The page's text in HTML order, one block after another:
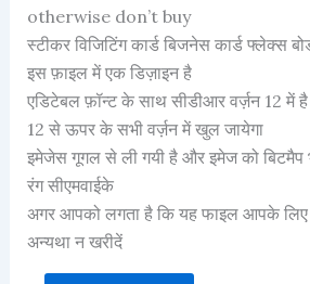
otherwise don’t buy
स्टीकर विजिटिंग कार्ड बिजनेस कार्ड फ्लेक्स
इस फ़ाइल में एक डिज़ाइन है
एडिटेबल फ़ॉन्ट के साथ सीडीआर वर्ज़न 12 में है
12 से ऊपर के सभी वर्ज़न में खुल जायेगा
इमेजेस गूगल से ली गयी है और इमेज को बिटमैप
रंग सीएमवाईके
अगर आपको लगता है कि यह फाइल आपके लिए
अन्यथा न खरीदें